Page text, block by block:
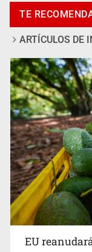
Entrega apoyos
TE
ARTÍCULOS DE
EU